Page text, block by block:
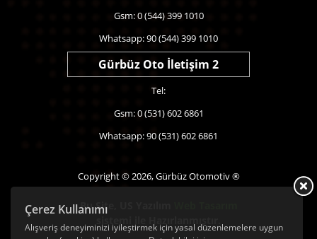
Çerez Kullanımı
Alışveriş deneyiminizi iyileştirmek için yasal düzenlemelere uygun
Gsm: 0 (544) 399 1010
Whatsapp: 90 (544) 399 1010
Gürbüz Oto İletişim 2
Tel:
Gsm: 0 (531) 602 6861
Whatsapp: 90 (531) 602 6861
Copyright © 2026, Gürbüz Otomotiv ®
Bu Site,